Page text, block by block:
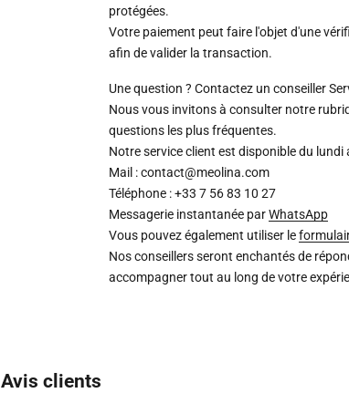
protégées.
Votre paiement peut faire l'objet d'une
afin de valider la transaction.
Une question ? Contactez un conseiller
Nous vous invitons à consulter notre
questions les plus fréquentes.
Notre service client est disponible du lundi
Mail : contact@meolina.com
Téléphone : +33 7 56 83 10 27
Messagerie instantanée parWhatsApp
Vous pouvez également utiliser le
Nos conseillers seront enchantés de
accompagner tout au long de votre
Avis clients